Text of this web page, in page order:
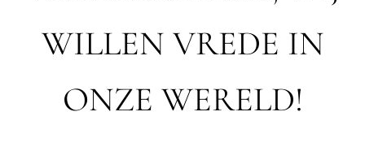
WILLEN VREDE IN
ONZE WERELD!